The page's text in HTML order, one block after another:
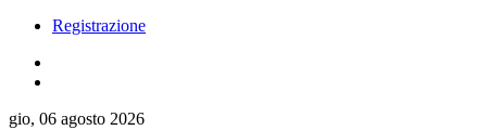
Registrazione
gio, 06 agosto 2026